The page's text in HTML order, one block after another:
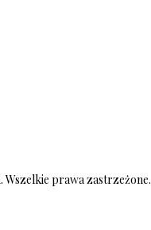
Wszelkie prawa zastrzeżone.